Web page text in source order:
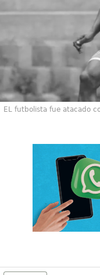
EL futbolista fue atacado